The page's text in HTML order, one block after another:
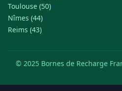
Toulouse (50)
Nîmes (44)
Reims (43)
© 2025 Bornes de Recharge